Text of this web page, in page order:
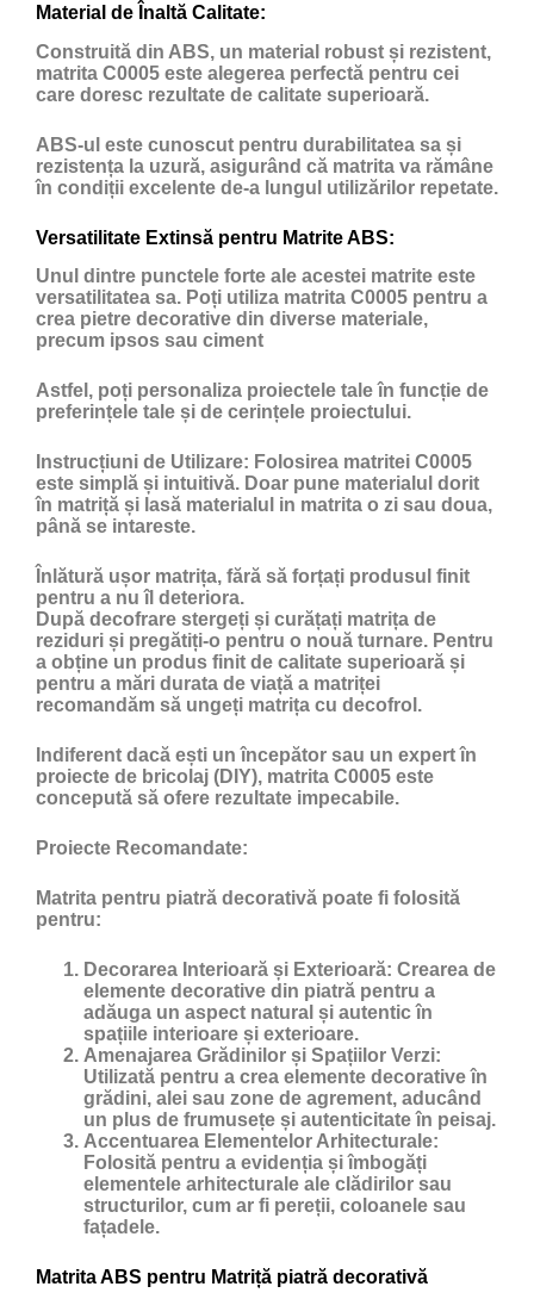
Material de Înaltă Calitate:
Construită din ABS, un material robust și rezistent,
matrita C0005 este alegerea perfectă pentru cei
care doresc rezultate de calitate superioară.
ABS-ul este cunoscut pentru durabilitatea sa și
rezistența la uzură, asigurând că matrita va rămâne
în condiții excelente de-a lungul utilizărilor repetate.
Versatilitate Extinsă pentru Matrite ABS:
Unul dintre punctele forte ale acestei matrite este
versatilitatea sa. Poți utiliza matrita C0005 pentru a
crea pietre decorative din diverse materiale,
precum ipsos sau ciment
Astfel, poți personaliza proiectele tale în funcție de
preferințele tale și de cerințele proiectului.
Instrucțiuni de Utilizare: Folosirea matritei C0005
este simplă și intuitivă. Doar pune materialul dorit
în matriță și lasă materialul in matrita o zi sau doua,
până se intareste.
Înlătură ușor matrița, fără să forțați produsul finit
pentru a nu îl deteriora.
După decofrare stergeți și curățați matrița de
reziduri și pregătiți-o pentru o nouă turnare. Pentru
a obține un produs finit de calitate superioară și
pentru a mări durata de viață a matriței
recomandăm să ungeți matrița cu decofrol .
Indiferent dacă ești un începător sau un expert în
proiecte de bricolaj (DIY), matrita C0005 este
concepută să ofere rezultate impecabile.
Proiecte Recomandate:
Matrita pentru piatră decorativă poate fi folosită
pentru:
Decorarea Interioară și Exterioară: Crearea de
elemente decorative din piatră pentru a
adăuga un aspect natural și autentic în
spațiile interioare și exterioare.
Amenajarea Grădinilor și Spațiilor Verzi:
Utilizată pentru a crea elemente decorative în
grădini, alei sau zone de agrement, aducând
un plus de frumusețe și autenticitate în peisaj.
Accentuarea Elementelor Arhitecturale:
Folosită pentru a evidenția și îmbogăți
elementele arhitecturale ale clădirilor sau
structurilor, cum ar fi pereții, coloanele sau
fațadele.
Matrita ABS pentru Matriță piatră decorativă